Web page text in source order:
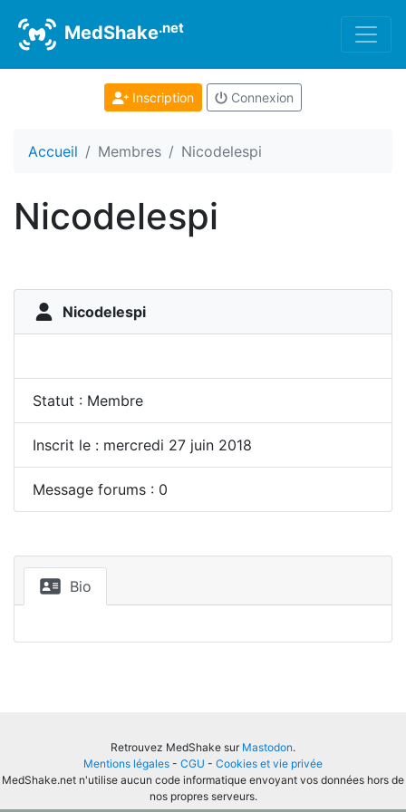
MedShake.net
Inscription Connexion
Accueil Membres Nicodelespi
Nicodelespi
Nicodelespi
Statut : Membre
Inscrit le : mercredi 27 juin 2018
Message forums : 0
Bio
Retrouvez MedShake sur Mastodon.
Mentions légales - CGU - Cookies et vie privée
MedShake.net n'utilise aucun code informatique envoyant vos données hors de
nos propres serveurs.